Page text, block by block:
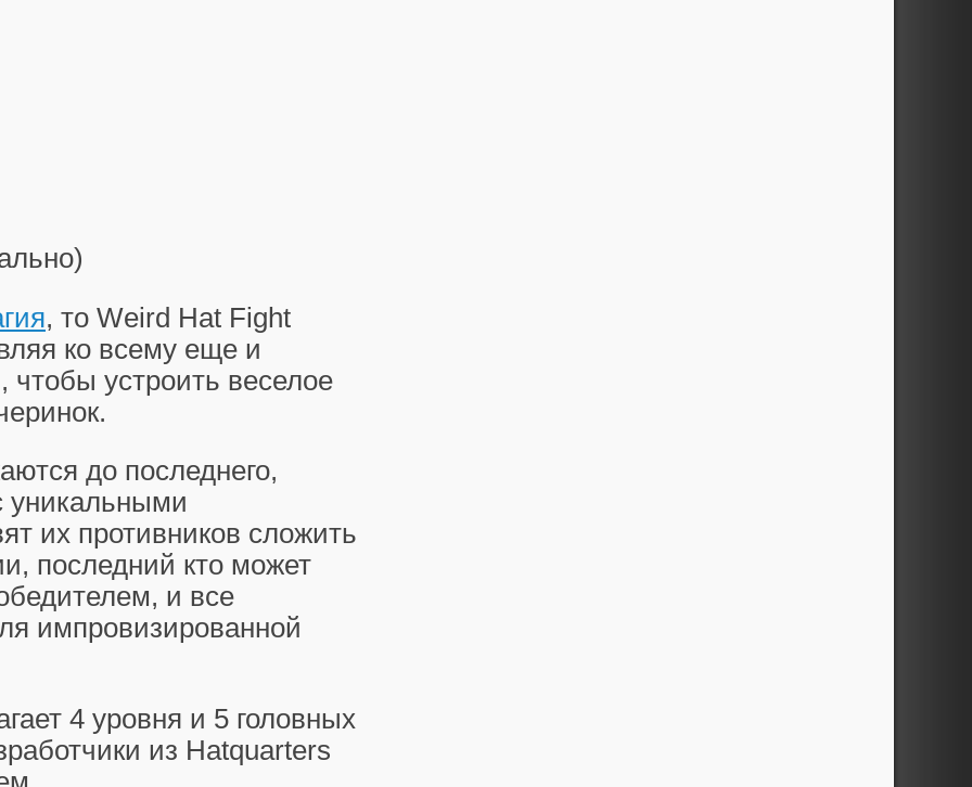
, то Weird Hat Fight
ко всему еще и
чтобы устроить веселое
до последнего,
уникальными
их противников сложить
последний кто может
и все
импровизированной
4 уровня и 5 головных
из Hatquarters